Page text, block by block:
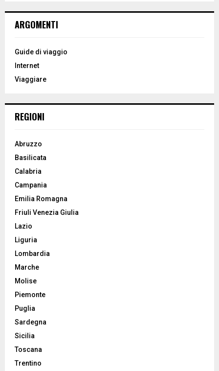
h
o
:
ARGOMENTI
Guide di viaggio
Internet
Viaggiare
REGIONI
Abruzzo
Basilicata
Calabria
Campania
Emilia Romagna
Friuli Venezia Giulia
Lazio
Liguria
Lombardia
Marche
Molise
Piemonte
Puglia
Sardegna
Sicilia
Toscana
Trentino